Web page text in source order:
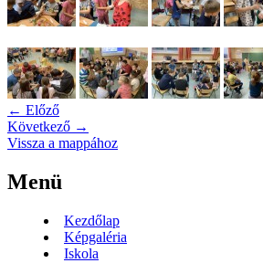
← Előző
Következő →
Vissza a mappához
Menü
Kezdőlap
Képgaléria
Iskola